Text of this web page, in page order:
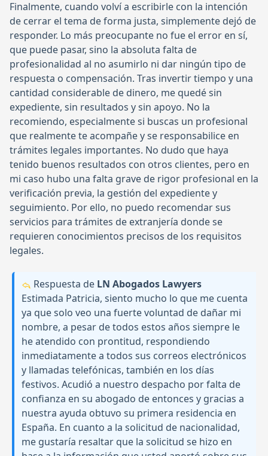
Finalmente, cuando volví a escribirle con la intención
de cerrar el tema de forma justa, simplemente dejó de
responder. Lo más preocupante no fue el error en sí,
que puede pasar, sino la absoluta falta de
profesionalidad al no asumirlo ni dar ningún tipo de
respuesta o compensación. Tras invertir tiempo y una
cantidad considerable de dinero, me quedé sin
expediente, sin resultados y sin apoyo. No la
recomiendo, especialmente si buscas un profesional
que realmente te acompañe y se responsabilice en
trámites legales importantes. No dudo que haya
tenido buenos resultados con otros clientes, pero en
mi caso hubo una falta grave de rigor profesional en la
verificación previa, la gestión del expediente y
seguimiento. Por ello, no puedo recomendar sus
servicios para trámites de extranjería donde se
requieren conocimientos precisos de los requisitos
legales.
Respuesta de LN Abogados Lawyers
Estimada Patricia, siento mucho lo que me cuenta
ya que solo veo una fuerte voluntad de dañar mi
nombre, a pesar de todos estos años siempre le
he atendido con prontitud, respondiendo
inmediatamente a todos sus correos electrónicos
y llamadas telefónicas, también en los días
festivos. Acudió a nuestro despacho por falta de
confianza en su abogado de entonces y gracias a
nuestra ayuda obtuvo su primera residencia en
España. En cuanto a la solicitud de nacionalidad,
me gustaría resaltar que la solicitud se hizo en